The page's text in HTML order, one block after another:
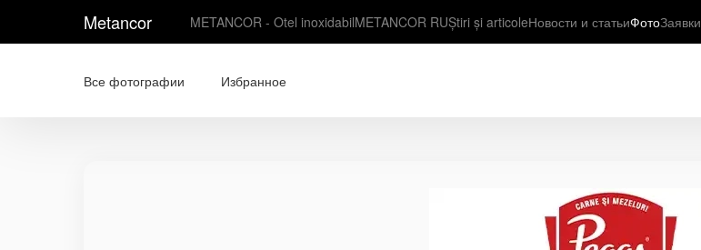
Metancor METANCOR - Otel inoxidabilMETANCOR RUȘtiri și articoleНовости и статьиФотоЗаявки
Все фотографии Избранное